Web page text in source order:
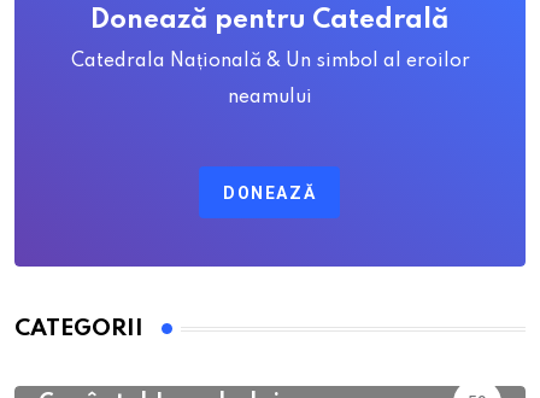
Donează pentru Catedrală
Catedrala Națională & Un simbol al eroilor
neamului
DONEAZĂ
CATEGORII